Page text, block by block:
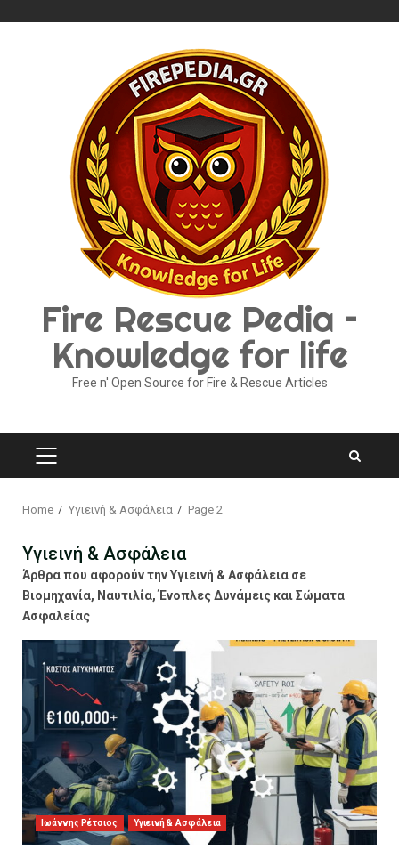
Fire Rescue Pedia –
Knowledge for life
Free n' Open Source for Fire & Rescue Articles
PRIMARY
Home Υγιεινή & Ασφάλεια Page 2
Υγιεινή & Ασφάλεια
Άρθρα που αφορούν την Υγιεινή & Ασφάλεια σε
Βιομηχανία, Ναυτιλία, Ένοπλες Δυνάμεις και Σώματα
Ασφαλείας
Ιωάννης Ρέτσιος Υγιεινή & Ασφάλεια